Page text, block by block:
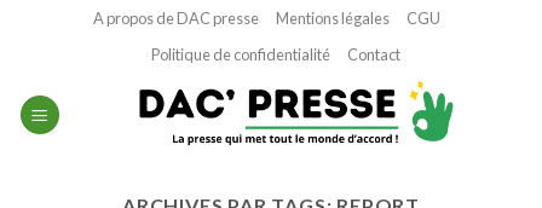
A propos de DAC presse Mentions légales
CGU
Politique de confidentialité
Contact